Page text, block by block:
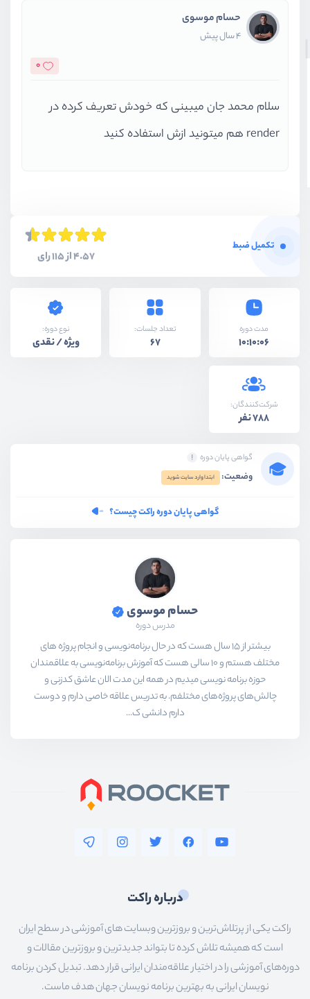
حسام موسوی
4 سال پیش
0
سلام محمد جان میبینی که خودش تعریف کرده در
render هم میتونید ازش استفاده کنید
تکمیل ضبط
4.57 از 115 رای
مدت دوره
10:10:06
تعداد جلسات:
67
نوع دوره:
ویژه / نقدی
شرکت‌کنندگان:
788 نفر
گواهی پایان دوره
وضعیت: ابتدا وارد سایت شوید
گواهی پایان دوره راکت چیست؟
حسام موسوی
مدرس دوره
بیشتر از ۱۵ سال هست که در حال برنامه‌نویسی و انجام پروژه های
مختلف هستم و ۱۰ سالی هست که آموزش برنامه‌نویسی به علاقمندان
حوزه برنامه نویسی میدیم در همه این مدت الان عاشق کدزنی و
چالش‌های پروژه‌های مختلفم. به تدریس علاقه خاصی دارم و دوست
دارم دانشی ک...
درباره راکت
راکت یکی از پرتلاش‌ترین و بروزترین وبسایت های آموزشی در سطح ایران
است که همیشه تلاش کرده تا بتواند جدیدترین و بروزترین مقالات و
دوره‌های آموزشی را در اختیار علاقه‌مندان ایرانی قرار دهد. تبدیل کردن برنامه
نویسان ایرانی به بهترین برنامه نویسان جهان هدف ماست.